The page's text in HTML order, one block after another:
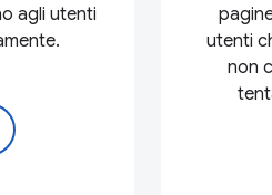
agli utenti
utenti
non